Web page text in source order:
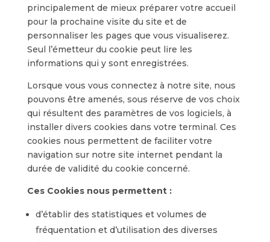
principalement de mieux préparer votre accueil
pour la prochaine visite du site et de
personnaliser les pages que vous visualiserez.
Seul l’émetteur du cookie peut lire les
informations qui y sont enregistrées.
Lorsque vous vous connectez à notre site, nous
pouvons être amenés, sous réserve de vos choix
qui résultent des paramètres de vos logiciels, à
installer divers cookies dans votre terminal. Ces
cookies nous permettent de faciliter votre
navigation sur notre site internet pendant la
durée de validité du cookie concerné.
Ces Cookies nous permettent :
d’établir des statistiques et volumes de
fréquentation et d’utilisation des diverses